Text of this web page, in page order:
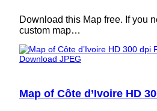
Download this Map free. If you
custom map…
Map of Côte d’Ivoire HD